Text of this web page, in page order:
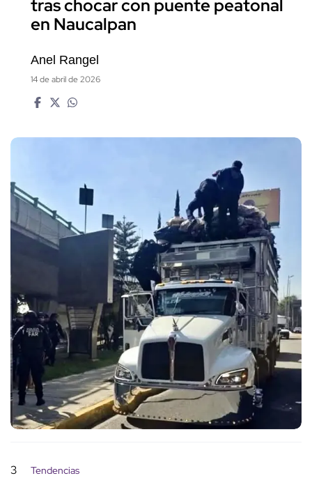
tras chocar con puente peatonal
en Naucalpan
Anel Rangel
14 de abril de 2026
3 Tendencias